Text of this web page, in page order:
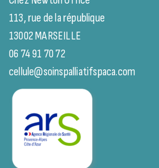
113, rue de la république
13002 MARSEILLE
06 74 91 70 72
cellule@soinspalliatifspaca.com